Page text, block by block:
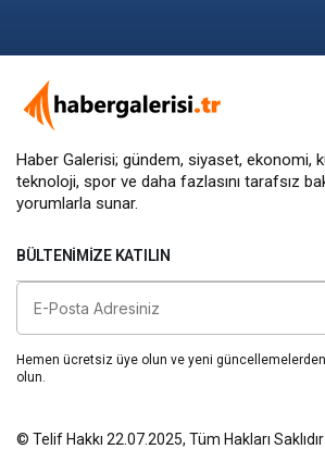
Haber Galerisi; gündem, siyaset, ekonomi,
teknoloji, spor ve daha fazlasını tarafsız
yorumlarla sunar.
BÜLTENIMIZE KATILIN
Hemen ücretsiz üye olun ve yeni
olun.
© Telif Hakkı 22.07.2025, Tüm Hakları Saklıdır